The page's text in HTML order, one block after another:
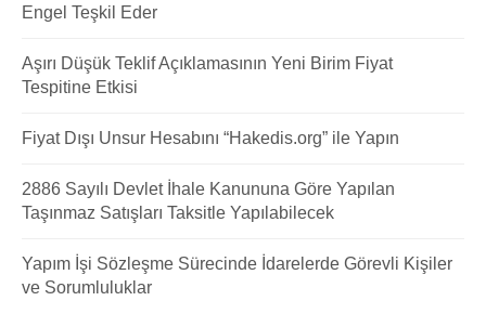
Engel Teşkil Eder
Aşırı Düşük Teklif Açıklamasının Yeni Birim Fiyat
Tespitine Etkisi
Fiyat Dışı Unsur Hesabını “Hakedis.org” ile Yapın
2886 Sayılı Devlet İhale Kanununa Göre Yapılan
Taşınmaz Satışları Taksitle Yapılabilecek
Yapım İşi Sözleşme Sürecinde İdarelerde Görevli Kişiler
ve Sorumluluklar